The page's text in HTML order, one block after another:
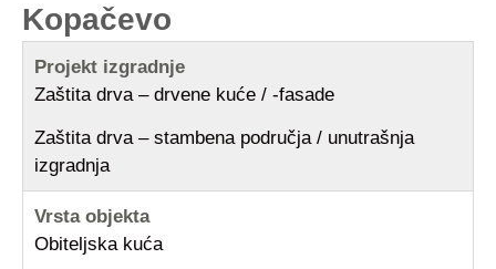
Kopačevo
Projekt izgradnje
Zaštita drva – drvene kuće / -fasade
Zaštita drva – stambena područja / unutrašnja
izgradnja
Vrsta objekta
Obiteljska kuća